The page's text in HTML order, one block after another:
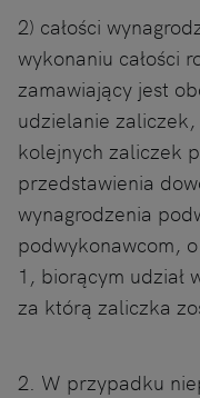
2) całości
wykonaniu całości
zamawiający jest
udzielanie
kolejnych zaliczek
przedstawienia
wynagrodzenia
podwykonawcom,
1, biorącym udział
za którą zaliczka
2. W przypadku